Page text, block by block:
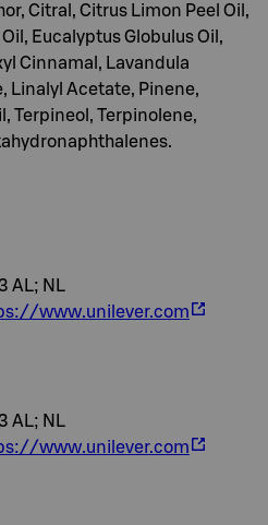
Citral, Citrus Limon Peel Oil,
Eucalyptus Globulus Oil,
Cinnamal, Lavandula
Linalyl Acetate, Pinene,
Terpineol, Terpinolene,
AL; NL
www.unilever.com
AL; NL
www.unilever.com